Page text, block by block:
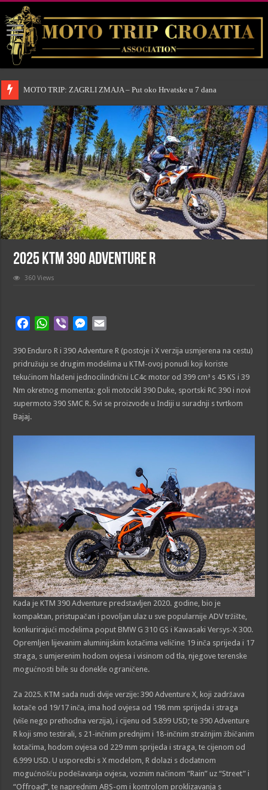
MOTO TRIP: ZAGRLI ZMAJA – Put oko Hrvatske u 7 dana
2025 KTM 390 Adventure R
360 Views
c
e
b
o
o
W
a
t
s
A
p
b
e
r
M
s
s
e
n
g
r
a
i
l
390 Enduro R i 390 Adventure R (postoje i X verzija usmjerena na cestu)
pridružuju se drugim modelima u KTM-ovoj ponudi koji koriste
tekućinom hlađeni jednocilindrični LC4c motor od 399 cm³ s 45 KS i 39
Nm okretnog momenta: goli motocikl 390 Duke, sportski RC 390 i novi
supermoto 390 SMC R. Svi se proizvode u Indiji u suradnji s tvrtkom
Bajaj.
Kada je KTM 390 Adventure predstavljen 2020. godine, bio je
kompaktan, pristupačan i povoljan ulaz u sve popularnije ADV tržište,
konkurirajući modelima poput BMW G 310 GS i Kawasaki Versys-X 300.
Opremljen lijevanim aluminijskim kotačima veličine 19 inča sprijeda i 17
straga, s umjerenim hodom ovjesa i visinom od tla, njegove terenske
mogućnosti bile su donekle ograničene.
Za 2025. KTM sada nudi dvije verzije: 390 Adventure X, koji zadržava
kotače od 19/17 inča, ima hod ovjesa od 198 mm sprijeda i straga
(više nego prethodna verzija), i cijenu od 5.899 USD; te 390 Adventure
R koji smo testirali, s 21-inčnim prednjim i 18-inčnim stražnjim žbičanim
kotačima, hodom ovjesa od 229 mm sprijeda i straga, te cijenom od
6.999 USD. U usporedbi s X modelom, R dolazi s dodatnom
mogućnošću podešavanja ovjesa, voznim načinom “Rain” uz “Street” i
“Offroad”, te naprednim ABS-om i kontrolom proklizavanja s